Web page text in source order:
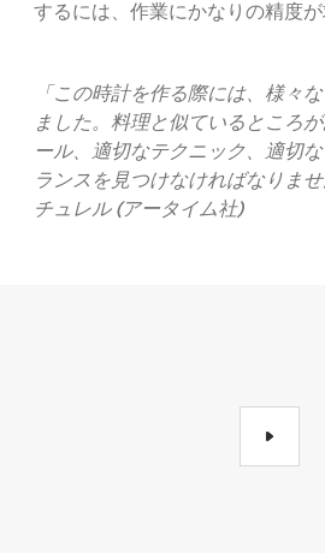
するには、作業にかなりの精度が
「この時計を作る際には、様々
ました。料理と似ているところ
ール、適切なテクニック、適切
ランスを見つけなければなりま
チュレル (アータイム社)